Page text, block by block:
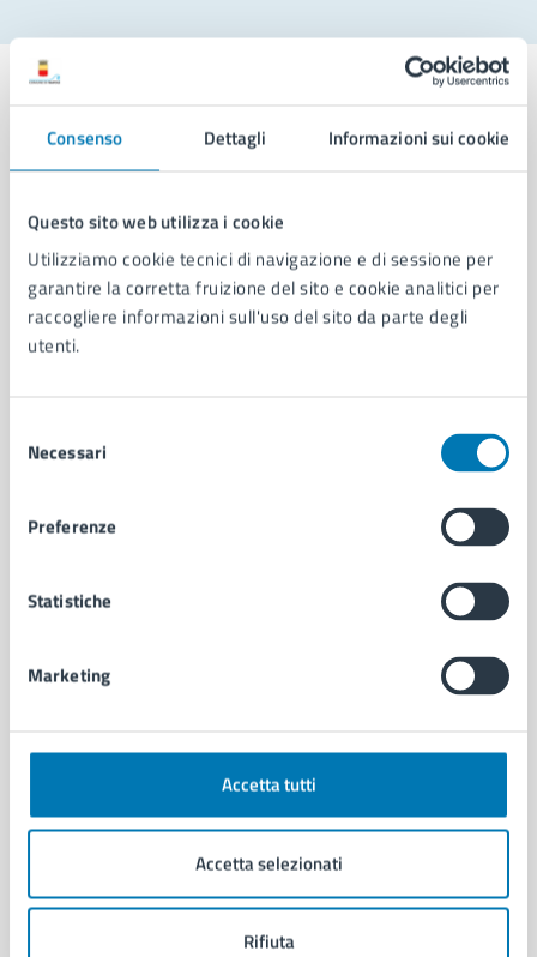
Consenso Dettagli Informazioni sui cookie
Questo sito web utilizza i cookie
Utilizziamo cookie tecnici di navigazione e di sessione per
garantire la corretta fruizione del sito e cookie analitici per
raccogliere informazioni sull'uso del sito da parte degli
utenti.
delNecessari
Preferenze
Statistiche
Marketing
Accetta tutti
Accetta selezionati
Rifiuta
Comune di Napoli
AMMINISTRAZIONE
Aree amministrative
Organi di governo
Municipalità
Personale amministrativo
Intranet, posta aziendale e protocollo
CATEGORIE DI SERVIZIO
Anagrafe e stato civile
Autorizzazioni
Documenti e certificati
Imprese e commercio
Salute, benessere e assistenza
Servizi Cimiteriali
Vita lavorativa